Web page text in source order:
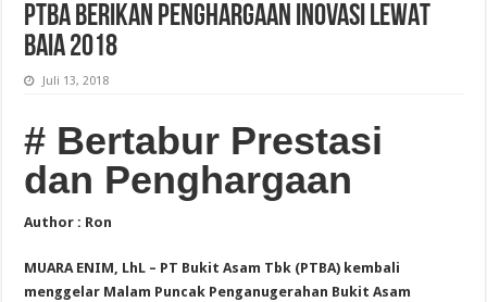
PTBA BERIKAN PENGHARGAAN INOVASI LEWAT
BAIA 2018
Juli 13, 2018
# Bertabur Prestasi
dan Penghargaan
Author : Ron
MUARA ENIM, LhL – PT Bukit Asam Tbk (PTBA) kembali
menggelar Malam Puncak Penganugerahan Bukit Asam